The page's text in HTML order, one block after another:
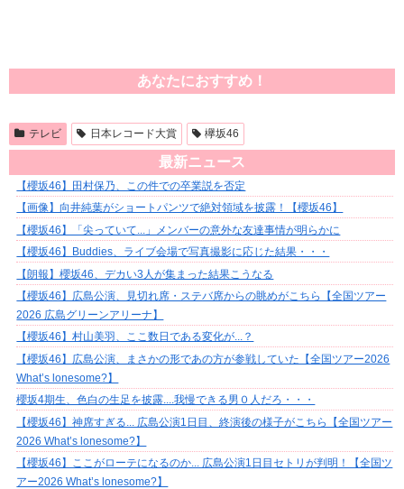
あなたにおすすめ！
テレビ 日本レコード大賞 欅坂46
最新ニュース
【櫻坂46】田村保乃、この件での卒業説を否定
【画像】向井純葉がショートパンツで絶対領域を披露！【櫻坂46】
【櫻坂46】「尖っていて...」メンバーの意外な友達事情が明らかに
【櫻坂46】Buddies、ライブ会場で写真撮影に応じた結果・・・
【朗報】櫻坂46、デカい3人が集まった結果こうなる
【櫻坂46】広島公演、見切れ席・ステバ席からの眺めがこちら【全国ツアー
2026 広島グリーンアリーナ】
【櫻坂46】村山美羽、ここ数日である変化が...？
【櫻坂46】広島公演、まさかの形であの方が参戦していた【全国ツアー2026
What’s lonesome?】
櫻坂4期生、色白の生足を披露....我慢できる男０人だろ・・・
【櫻坂46】神席すぎる... 広島公演1日目、終演後の様子がこちら【全国ツアー
2026 What’s lonesome?】
【櫻坂46】ここがローテになるのか... 広島公演1日目セトリが判明！【全国ツ
アー2026 What’s lonesome?】